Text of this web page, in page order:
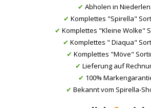
✔ Abholen in
✔ Komplettes "Spirella"
✔ Komplettes "Kleine Wolke"
✔ Komplettes " Diaqua"
✔ Komplettes "Möve"
✔ Lieferung auf
✔ 100%
✔ Bekannt vom Spirella-